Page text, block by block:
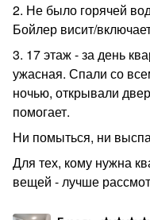
2. Не было горячей
Бойлер висит/
3. 17 этаж - за день
ужасная. Спали со
ночью, открывали
помогает.
Ни помыться, ни
Для тех, кому нужна
вещей - лучше